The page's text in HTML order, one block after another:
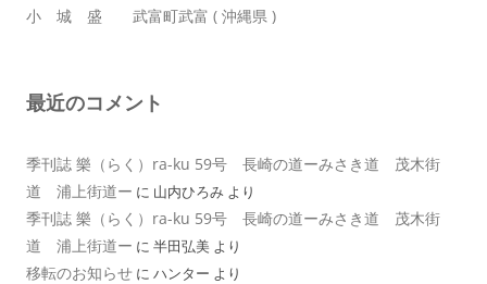
小 城 盛 武富町武富 ( 沖縄県 )
最近のコメント
季刊誌 樂（らく）ra-ku 59号 長崎の道ーみさき道 茂木街
道 浦上街道ー に 山内ひろみ より
季刊誌 樂（らく）ra-ku 59号 長崎の道ーみさき道 茂木街
道 浦上街道ー に 半田弘美 より
移転のお知らせ に ハンター より